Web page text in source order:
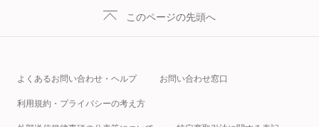
このページの先頭へ
よくあるお問い合わせ・ヘルプ お問い合わせ窓口
利用規約・プライバシーの考え方